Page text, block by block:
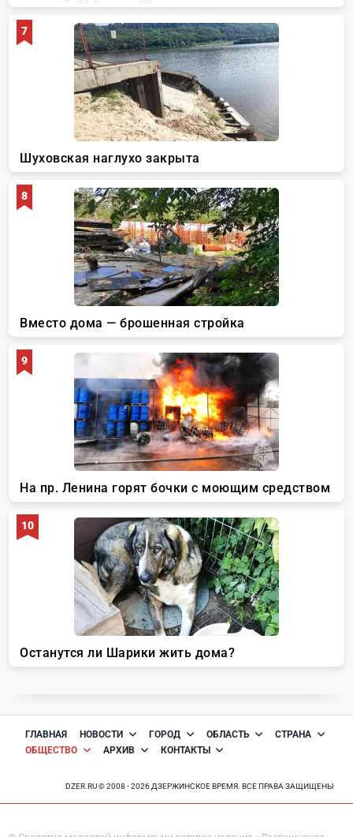
ГЛАВНАЯ НОВОСТИ ГОРОД ОБЛАСТЬ
СТРАНА
ОБЩЕСТВО
АРХИВ КОНТАКТЫ
DZER.RU © 2008 - 2026 ДЗЕРЖИНСКОЕ ВРЕМЯ. ВСЕ ПРАВА ЗАЩИЩЕНЫ